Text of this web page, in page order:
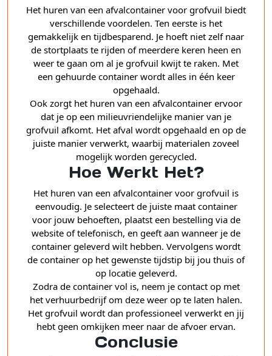
Het huren van een afvalcontainer voor grofvuil biedt
verschillende voordelen. Ten eerste is het
gemakkelijk en tijdbesparend. Je hoeft niet zelf naar
de stortplaats te rijden of meerdere keren heen en
weer te gaan om al je grofvuil kwijt te raken. Met
een gehuurde container wordt alles in één keer
opgehaald.
Ook zorgt het huren van een afvalcontainer ervoor
dat je op een milieuvriendelijke manier van je
grofvuil afkomt. Het afval wordt opgehaald en op de
juiste manier verwerkt, waarbij materialen zoveel
mogelijk worden gerecycled.
Hoe Werkt Het?
Het huren van een afvalcontainer voor grofvuil is
eenvoudig. Je selecteert de juiste maat container
voor jouw behoeften, plaatst een bestelling via de
website of telefonisch, en geeft aan wanneer je de
container geleverd wilt hebben. Vervolgens wordt
de container op het gewenste tijdstip bij jou thuis of
op locatie geleverd.
Zodra de container vol is, neem je contact op met
het verhuurbedrijf om deze weer op te laten halen.
Het grofvuil wordt dan professioneel verwerkt en jij
hebt geen omkijken meer naar de afvoer ervan.
Conclusie